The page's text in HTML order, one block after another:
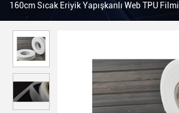
160cm Sıcak Eriyik Yapışkanlı Web TPU Filmi